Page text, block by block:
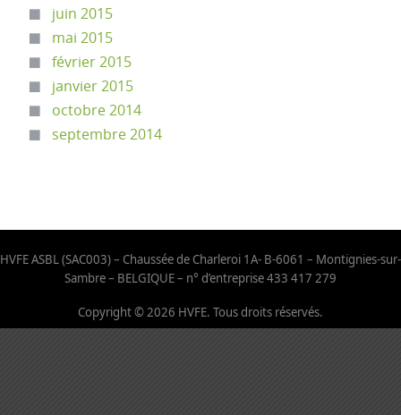
juin 2015
mai 2015
février 2015
janvier 2015
octobre 2014
septembre 2014
HVFE ASBL (SAC003) – Chaussée de Charleroi 1A- B-6061 – Montignies-sur-
Sambre – BELGIQUE – n° d’entreprise 433 417 279
Copyright © 2026 HVFE. Tous droits réservés.